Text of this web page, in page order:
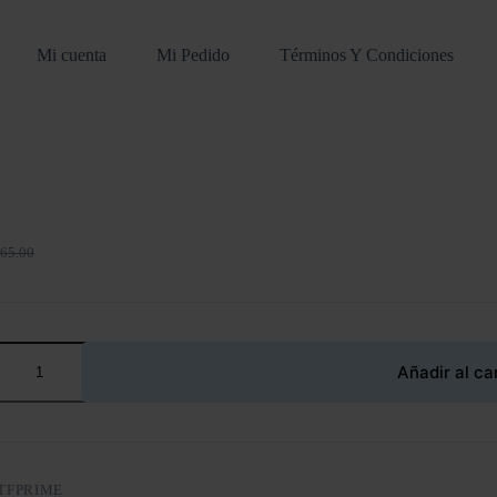
Mi cuenta Mi Pedido Términos Y Condiciones
65.00
Añadir al